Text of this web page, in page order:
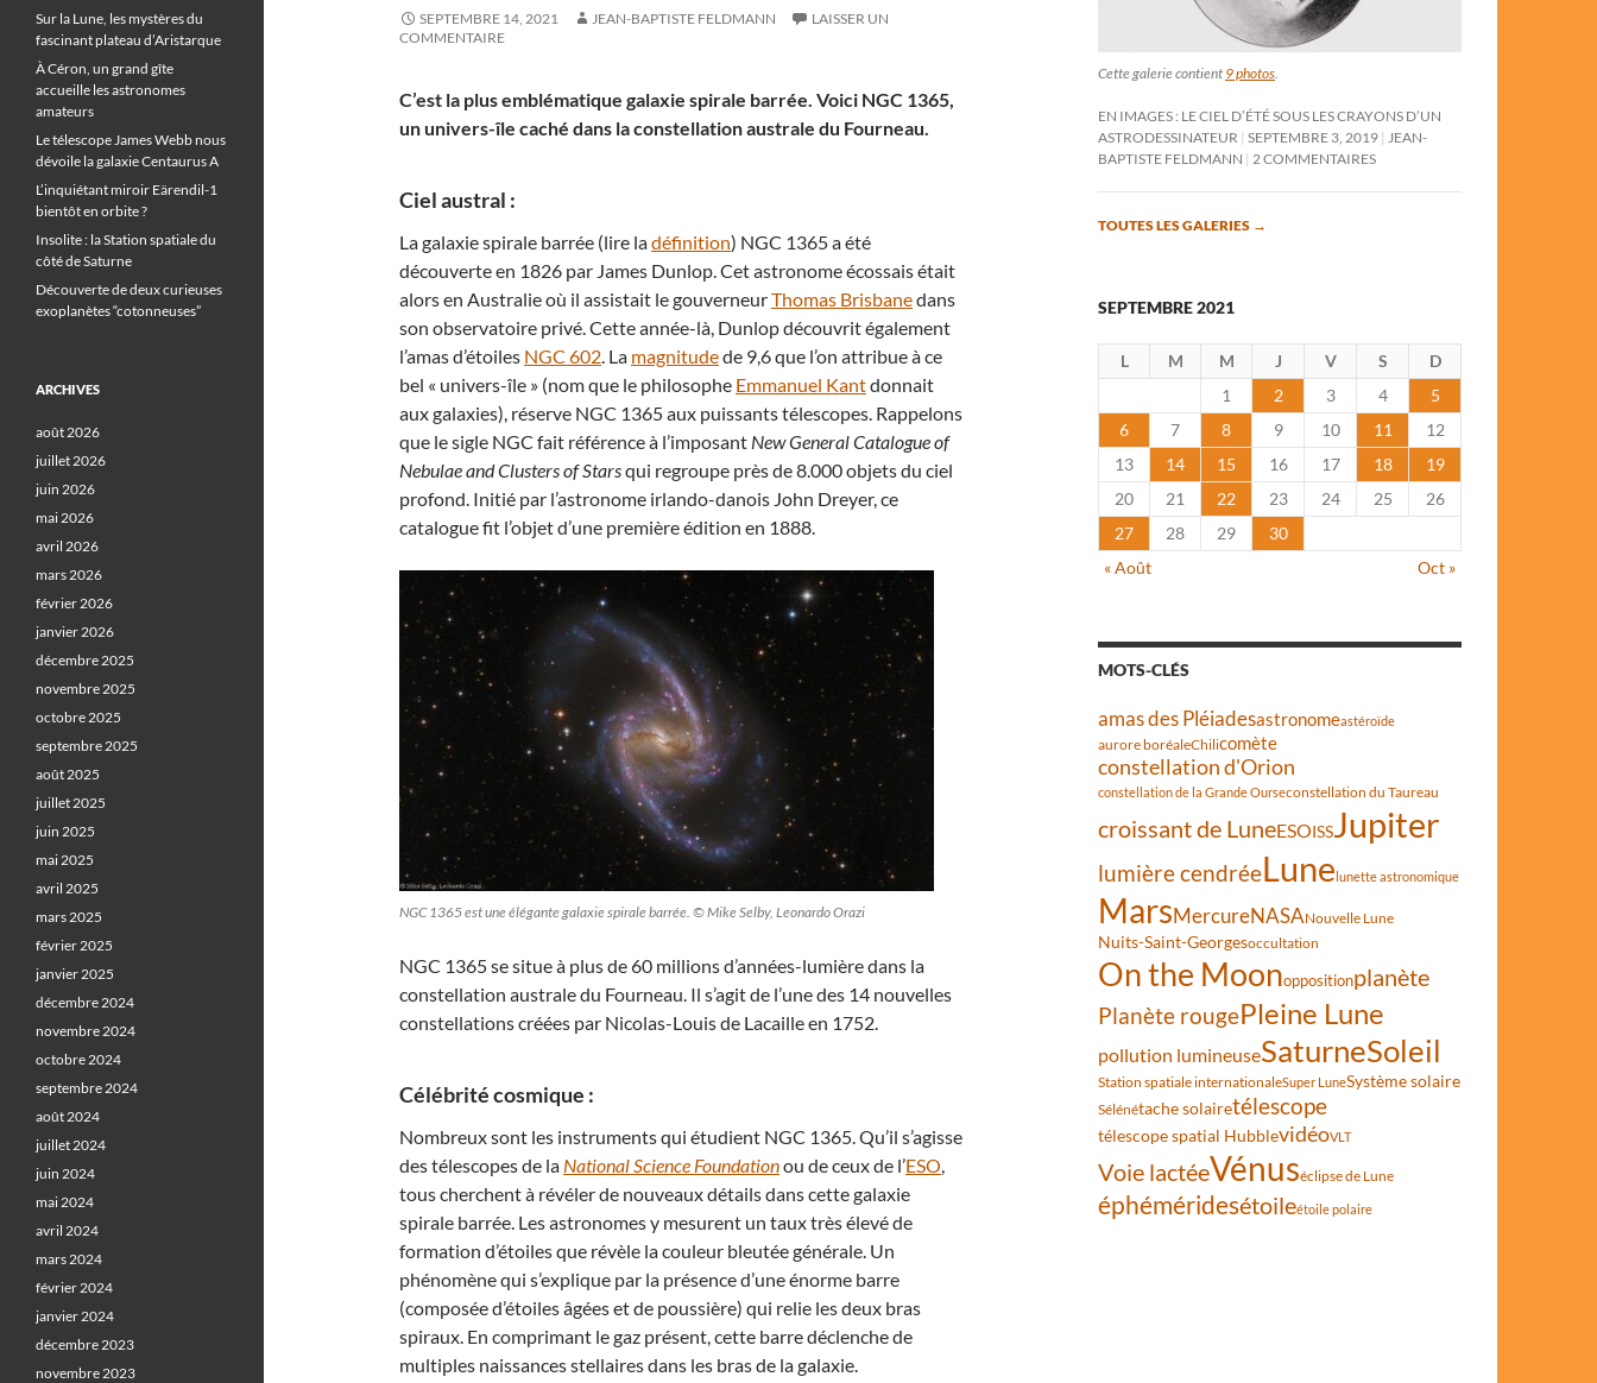
SEPTEMBRE 14, 2021 JEAN-BAPTISTE FELDMANN
LAISSER UN
COMMENTAIRE
C’est la plus emblématique galaxie spirale barrée. Voici NGC 1365,
un univers-île caché dans la constellation australe du Fourneau.
Ciel austral :
La galaxie spirale barrée (lire ladéfinition) NGC 1365 a été
découverte en 1826 par James Dunlop. Cet astronome écossais était
alors en Australie où il assistait le gouverneurThomas Brisbanedans
son observatoire privé. Cette année-là, Dunlop découvrit également
l’amas d’étoiles NGC 602. La magnitudede 9,6 que l’on attribue à ce
bel « univers-île » (nom que le philosophe Emmanuel Kantdonnait
aux galaxies), réserve NGC 1365 aux puissants télescopes. Rappelons
que le sigle NGC fait référence à l’imposant New General Catalogue of
Nebulae and Clusters of Starsqui regroupe près de 8.000 objets du ciel
profond. Initié par l’astronome irlando-danois John Dreyer, ce
catalogue fit l’objet d’une première édition en 1888.
NGC 1365 est une élégante galaxie spirale barrée. © Mike Selby, Leonardo Orazi
NGC 1365 se situe à plus de 60 millions d’années-lumière dans la
constellation australe du Fourneau. Il s’agit de l’une des 14 nouvelles
constellations créées par Nicolas-Louis de Lacaille en 1752.
Célébrité cosmique :
Nombreux sont les instruments qui étudient NGC 1365. Qu’il s’agisse
des télescopes de la National Science Foundationou de ceux de l’ESO,
tous cherchent à révéler de nouveaux détails dans cette galaxie
spirale barrée. Les astronomes y mesurent un taux très élevé de
formation d’étoiles que révèle la couleur bleutée générale. Un
phénomène qui s’explique par la présence d’une énorme barre
(composée d’étoiles âgées et de poussière) qui relie les deux bras
spiraux. En comprimant le gaz présent, cette barre déclenche de
multiples naissances stellaires dans les bras de la galaxie.
Cette galerie contient 9 photos
EN IMAGES : LE CIEL D’ÉTÉ SOUS LES CRAYONS D’UN
ASTRODESSINATEUR SEPTEMBRE 3, 2019
JEAN-
BAPTISTE FELDMANN
2 COMMENTAIRES
TOUTES LES GALERIES →
SEPTEMBRE 2021
L M M J V S
D
1
2 3 4
5
6
7 8 9 10 11
12
13
14 15 16 17 18
19
20
21 22 23 24 25
26
27
28 29
30
« Août
Oct »
MOTS-CLÉS
amas des Pléiadesastronomeastéroïde
aurore boréaleChilicomète
constellation d'Orion
constellation de la Grande Ourseconstellation du Taureau
croissant de LuneESOISSJupiter
lumière cendréeLunelunette astronomique
MarsMercureNASANouvelle Lune
Nuits-Saint-Georgesoccultation
On the Moonoppositionplanète
Planète rougePleine Lune
pollution lumineuseSaturneSoleil
Station spatiale internationaleSuper LuneSystème solaire
Sélénétache solairetélescope
télescope spatial HubblevidéoVLT
Voie lactéeVénuséclipse de Lune
éphéméridesétoileétoile polaire
Sur la Lune, les mystères du
fascinant plateau d’Aristarque
À Céron, un grand gîte
accueille les astronomes
amateurs
Le télescope James Webb nous
dévoile la galaxie Centaurus A
L’inquiétant miroir Eärendil-1
bientôt en orbite ?
Insolite : la Station spatiale du
côté de Saturne
Découverte de deux curieuses
exoplanètes “cotonneuses”
ARCHIVES
août 2026
juillet 2026
juin 2026
mai 2026
avril 2026
mars 2026
février 2026
janvier 2026
décembre 2025
novembre 2025
octobre 2025
septembre 2025
août 2025
juillet 2025
juin 2025
mai 2025
avril 2025
mars 2025
février 2025
janvier 2025
décembre 2024
novembre 2024
octobre 2024
septembre 2024
août 2024
juillet 2024
juin 2024
mai 2024
avril 2024
mars 2024
février 2024
janvier 2024
décembre 2023
novembre 2023